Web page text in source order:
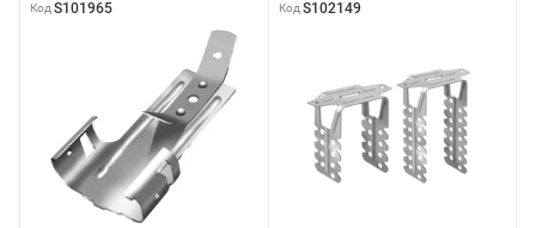
КодS101965 Код S102149